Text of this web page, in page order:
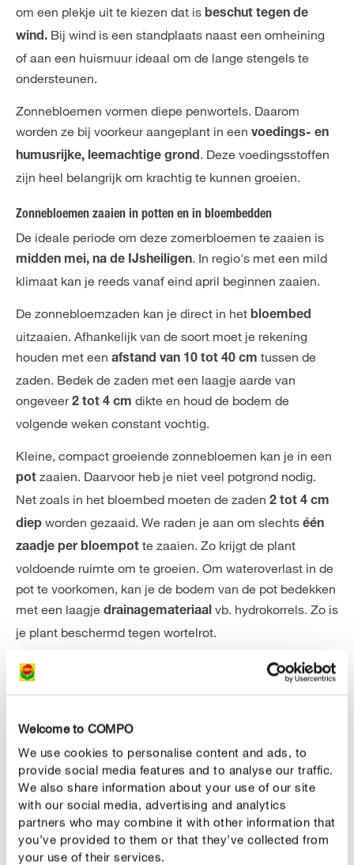
Welcome to COMPO
We use cookies to personalise content and ads, to
provide social media features and to analyse our traffic.
We also share information about your use of our site
with our social media, advertising and analytics
partners who may combine it with other information that
you’ve provided to them or that they’ve collected from
your use of their services.
om een plekje uit te kiezen dat is beschut tegen de
wind. Bij wind is een standplaats naast een omheining
of aan een huismuur ideaal om de lange stengels te
ondersteunen.
Zonnebloemen vormen diepe penwortels. Daarom
worden ze bij voorkeur aangeplant in een voedings- en
humusrijke, leemachtige grond. Deze voedingsstoffen
zijn heel belangrijk om krachtig te kunnen groeien.
Zonnebloemen zaaien in potten en in bloembedden
De ideale periode om deze zomerbloemen te zaaien is
midden mei, na de IJsheiligen. In regio's met een mild
klimaat kan je reeds vanaf eind april beginnen zaaien.
De zonnebloemzaden kan je direct in het bloembed
uitzaaien. Afhankelijk van de soort moet je rekening
houden met een afstand van 10 tot 40 cm tussen de
zaden. Bedek de zaden met een laagje aarde van
ongeveer2 tot 4 cm dikte en houd de bodem de
volgende weken constant vochtig.
Kleine, compact groeiende zonnebloemen kan je in een
pot zaaien. Daarvoor heb je niet veel potgrond nodig.
Net zoals in het bloembed moeten de zaden 2 tot 4 cm
diep worden gezaaid. We raden je aan om slechts één
zaadje per bloempot te zaaien. Zo krijgt de plant
voldoende ruimte om te groeien. Om wateroverlast in de
pot te voorkomen, kan je de bodem van de pot bedekken
met een laagje drainagemateriaal vb. hydrokorrels. Zo is
je plant beschermd tegen wortelrot.
Zonnebloemen voorzaaien
. Gebruik hiervoor een pot gevuld met een
voedingsarme potgrond . Zo ben je zeker van een
goede ontkieming en een gezonde groei. Maak een
gaatje van 2 tot 4 cm diep. Plaats daarin het zaadje en
bedek het met potgrond. Geef vervolgens goed water.
Plaats de pot op eenwarme, lichtrijke vensterbank.